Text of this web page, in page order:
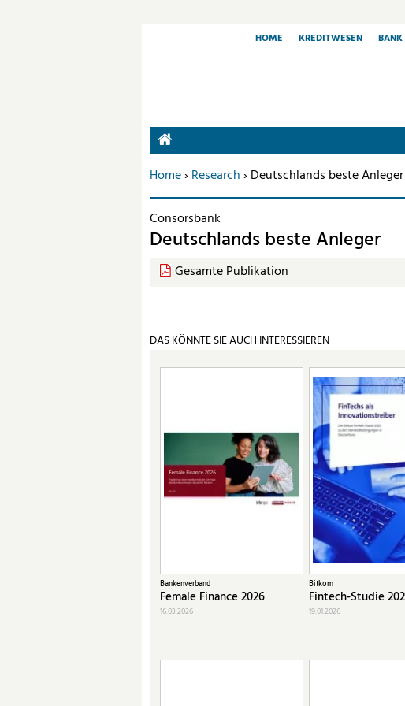
HOME KREDITWESEN
Sie befinden sich hier:
Home›Research› Deutschlands beste Anleger
Consorsbank
Deutschlands beste Anleger
Gesamte Publikation
DAS KÖNNTE SIE AUCH INTERESSIEREN
Bankenverband
Female Finance 2026
16.03.2026
Bitkom
Fintech-Studie
19.01.2026
HOME